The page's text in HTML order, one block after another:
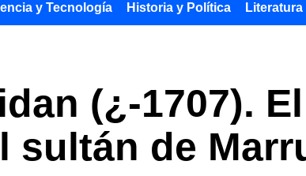
y Tecnología Historia y Política
(¿-1707).
sultán de